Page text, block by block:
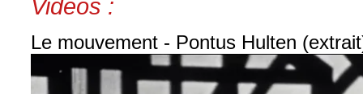
Vidéos :
Le mouvement - Pontus Hulten